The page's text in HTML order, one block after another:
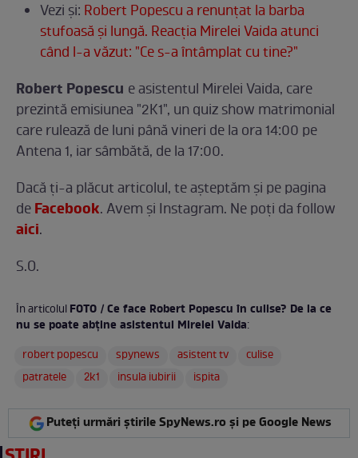
Vezi și: Robert Popescu a renunţat la barba
stufoasă şi lungă. Reacţia Mirelei Vaida atunci
când l-a văzut: "Ce s-a întâmplat cu tine?"
Robert Popescu e asistentul Mirelei Vaida, care
prezintă emisiunea "2K1", un quiz show matrimonial
care rulează de luni până vineri de la ora 14:00 pe
Antena 1, iar sâmbătă, de la 17:00.
Dacă ți-a plăcut articolul, te așteptăm și pe pagina
deFacebook. Avem și Instagram. Ne poți da follow
aici.
S.O.
În articolulFOTO / Ce face Robert Popescu în culise? De la ce
nu se poate abține asistentul Mirelei Vaida:
robert popescu
spynews asistent tv
culise
patratele
2k1 insula iubirii ispita
Puteți urmări știrile SpyNews.ro și pe Google News